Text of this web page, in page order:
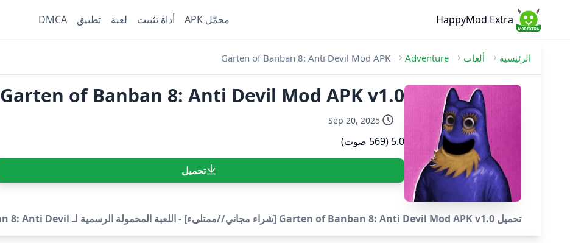
HappyMod Extra محمّل APK أداة تثبيت لعبة تطبيق DMCA
الرئيسية ألعاب Adventure
Garten of Banban 8: Anti Devil Mod APK
Garten of Banban 8: Anti Devil Mod APK v1.0 [شراء مجاني//ممتلىء]
Sep 20, 2025
5.0 (569 صوت)
تحميل
تحميل Garten of Banban 8: Anti Devil Mod APK v1.0 [شراء مجاني//ممتلىء] - اللعبة المحمولة الرسمية لـ Garten of Banban 8: Anti Devil!.